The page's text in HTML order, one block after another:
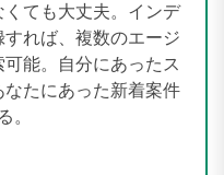
ても大丈夫。インデ
れば、複数のエージ
能。自分にあったス
たにあった新着案件
。